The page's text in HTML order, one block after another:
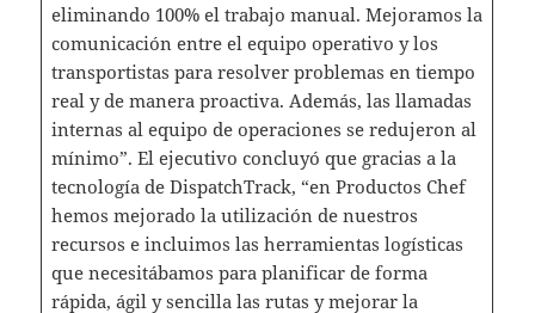
eliminando 100% el trabajo manual. Mejoramos la
comunicación entre el equipo operativo y los
transportistas para resolver problemas en tiempo
real y de manera proactiva. Además, las llamadas
internas al equipo de operaciones se redujeron al
mínimo”. El ejecutivo concluyó que gracias a la
tecnología de DispatchTrack, “en Productos Chef
hemos mejorado la utilización de nuestros
recursos e incluimos las herramientas logísticas
que necesitábamos para planificar de forma
rápida, ágil y sencilla las rutas y mejorar la